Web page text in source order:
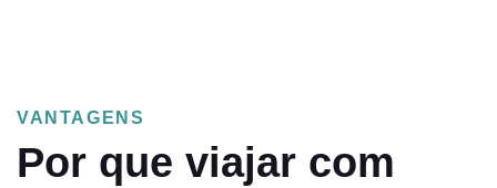
VANTAGENS
Por que viajar com